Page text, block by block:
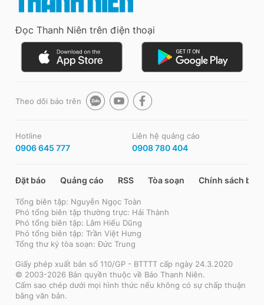
Đọc Thanh Niên trên điện thoại
Theo dõi báo trên
Hotline
0906 645 777
Liên hệ quảng cáo
0908 780 404
Đặt báo Quảng cáo RSS Tòa soạn Chính sách bảo
Tổng biên tập: Nguyễn Ngọc Toàn
Phó tổng biên tập thường trực: Hải Thành
Phó tổng biên tập: Lâm Hiếu Dũng
Phó tổng biên tập: Trần Việt Hưng
Tổng thư ký tòa soạn: Đức Trung
Giấy phép xuất bản số 110/GP - BTTTT cấp ngày 24.3.2020
© 2003-2026 Bản quyền thuộc về Báo Thanh Niên.
Cấm sao chép dưới mọi hình thức nếu không có sự chấp thuận
bằng văn bản.